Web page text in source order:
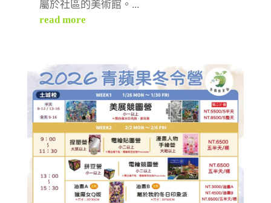
屬於社區的美術館。...
read more